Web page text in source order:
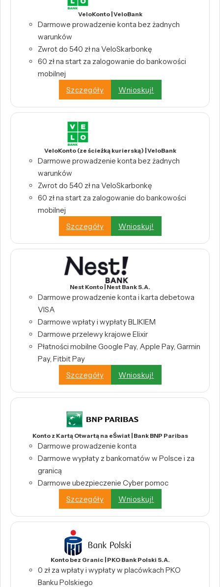
VeloKonto | VeloBank
Darmowe prowadzenie konta bez żadnych
warunków
Zwrot do 540 zł na VeloSkarbonkę
60 zł na start za zalogowanie do bankowości
mobilnej
Szczegóły
Wnioskuj!
VeloKonto (ze ścieżką kurierską) | VeloBank
Darmowe prowadzenie konta bez żadnych
warunków
Zwrot do 540 zł na VeloSkarbonkę
60 zł na start za zalogowanie do bankowości
mobilnej
Szczegóły
Wnioskuj!
Nest Konto | Nest Bank S.A.
Darmowe prowadzenie konta i karta debetowa
VISA
Darmowe wpłaty i wypłaty BLIKIEM
Darmowe przelewy krajowe Elixir
Płatności mobilne Google Pay, Apple Pay, Garmin
Pay, Fitbit Pay
Szczegóły
Wnioskuj!
Konto z Kartą Otwartą na eŚwiat | Bank BNP Paribas
Darmowe prowadzenie konta
Darmowe wypłaty z bankomatów w Polsce i za
granicą
Darmowe ubezpieczenie Cyber pomoc
Szczegóły
Wnioskuj!
Konto bez Granic | PKO Bank Polski S.A.
0 zł za wpłaty i wypłaty w placówkach PKO
Banku Polskiego